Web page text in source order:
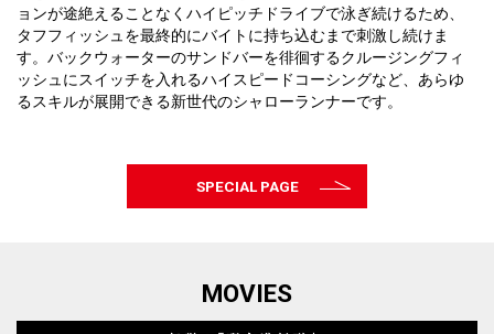
ョンが途絶えることなくハイピッチドライブで泳ぎ続けるため、
タフフィッシュを最終的にバイトに持ち込むまで刺激し続けま
す。バックウォーターのサンドバーを徘徊するクルージングフィ
ッシュにスイッチを入れるハイスピードコーシングなど、あらゆ
るスキルが展開できる新世代のシャローランナーです。
SPECIAL PAGE
MOVIES